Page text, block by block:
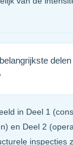
in Deel 1
en Deel 2
inspecties